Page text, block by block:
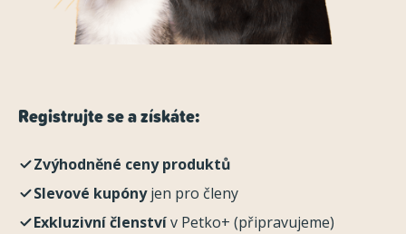
Registrujte se a získáte:
Zvýhodněné ceny produktů
Slevové kupónyjen pro členy
Exkluzivní členstvív Petko+ (připravujeme)